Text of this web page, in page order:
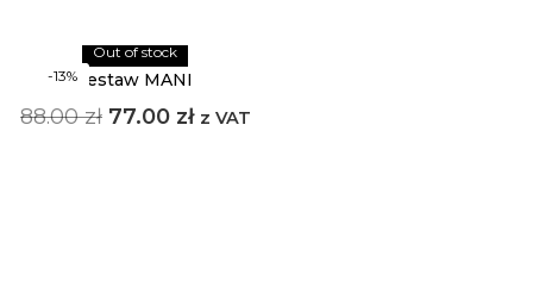
-13%
Out of stock
zestaw MANI
88.00zł 77.00 zł z VAT